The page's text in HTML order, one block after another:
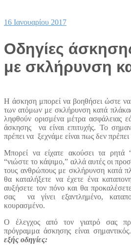
16 Ιανουαρίου 2017
Οδηγίες
με σκλήρυνση
Η άσκηση μπορεί να βοηθήσει ώστε
των ατόμων με σκλήρυνση κατά
ληφθούν ορισμένα μέτρα ασφάλειας
άσκησης να είναι επιτυχής. Το
πρέπει να ξεχνάμε είναι πως δεν
Μπορεί να είχατε ακούσει τα ρητά
“νιώστε το κάψιμο,” αλλά αυτές οι
τους ανθρώπους με σκλήρυνση κατά
θα καταλήξετε να έχετε ένα
αυξήσετε τον πόνο και θα
σας να γίνει εξαντλημένο,
κουρασμένο.
Ο έλεγχος από τον γιατρό σας
πρόγραμμα άσκησης είναι σημαντικός.
εξής οδηγίες: